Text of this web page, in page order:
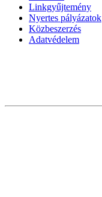
Linkgyűjtemény
Nyertes pályázatok
Közbeszerzés
Adatvédelem